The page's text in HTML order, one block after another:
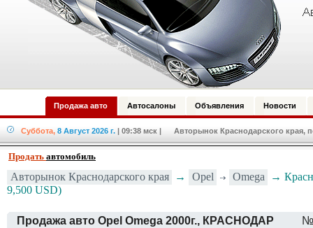
Продажа авто Автосалоны Объявления Новости
Суббота, 8 Август 2026 г. | 09:38 мск | Авторынок Краснодарского края,
Продать автомобиль
Авторынок Краснодарского края → Opel Omega
→
9,500 USD)
Продажа авто Opel Omega 2000г., КРАСНОДАР №